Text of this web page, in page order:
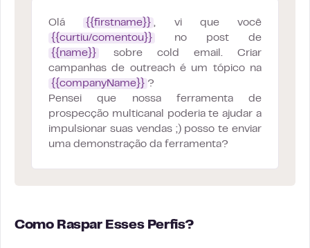
Olá {{firstname}} , vi que você
{{curtiu/comentou}}
no post de
{{name}}
sobre cold email. Criar
campanhas de outreach é um tópico na
{{companyName}} ?
Pensei que nossa ferramenta de
prospecção multicanal poderia te ajudar a
impulsionar suas vendas ;) posso te enviar
uma demonstração da ferramenta?
Como Raspar Esses Perfis?